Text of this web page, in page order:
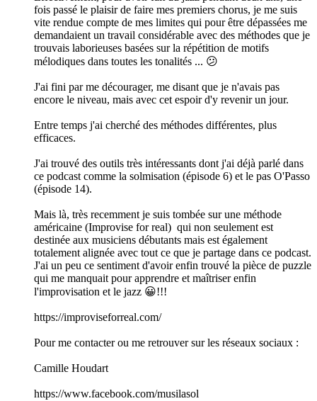
fois passé le plaisir de faire mes premiers chorus, je me suis
vite rendue compte de mes limites qui pour être dépassées me
demandaient un travail considérable avec des méthodes que je
trouvais laborieuses basées sur la répétition de motifs
mélodiques dans toutes les tonalités ... 😕
J'ai fini par me décourager, me disant que je n'avais pas
encore le niveau, mais avec cet espoir d'y revenir un jour.
Entre temps j'ai cherché des méthodes différentes, plus
efficaces.
J'ai trouvé des outils très intéressants dont j'ai déjà parlé dans
ce podcast comme la solmisation (épisode 6) et le pas O'Passo
(épisode 14).
Mais là, très recemment je suis tombée sur une méthode
américaine (Improvise for real) qui non seulement est
destinée aux musiciens débutants mais est également
totalement alignée avec tout ce que je partage dans ce podcast.
J'ai un peu ce sentiment d'avoir enfin trouvé la pièce de puzzle
qui me manquait pour apprendre et maîtriser enfin
l'improvisation et le jazz 😀!!!
https://improviseforreal.com/
Pour me contacter ou me retrouver sur les réseaux sociaux :
Camille Houdart
https://www.facebook.com/musilasol